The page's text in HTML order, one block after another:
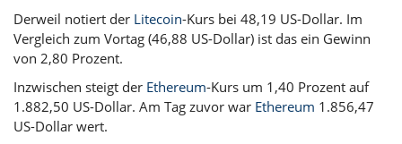
Derweil notiert der Litecoin-Kurs bei 48,19 US-Dollar. Im
Vergleich zum Vortag (46,88 US-Dollar) ist das ein Gewinn
von 2,80 Prozent.
Inzwischen steigt der Ethereum-Kurs um 1,40 Prozent auf
1.882,50 US-Dollar. Am Tag zuvor war Ethereum 1.856,47
US-Dollar wert.